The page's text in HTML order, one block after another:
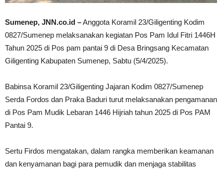
Sumenep, JNN.co.id –Anggota Koramil 23/Giligenting Kodim
0827/Sumenep melaksanakan kegiatan Pos Pam Idul Fitri 1446H
Tahun 2025 di Pos pam pantai 9 di Desa Bringsang Kecamatan
Giligenting Kabupaten Sumenep, Sabtu (5/4/2025).
Babinsa Koramil 23/Giligenting Jajaran Kodim 0827/Sumenep
Serda Fordos dan Praka Baduri turut melaksanakan pengamanan
di Pos Pam Mudik Lebaran 1446 Hijriah tahun 2025 di Pos PAM
Pantai 9.
Sertu Firdos mengatakan, dalam rangka memberikan keamanan
dan kenyamanan bagi para pemudik dan menjaga stabilitas